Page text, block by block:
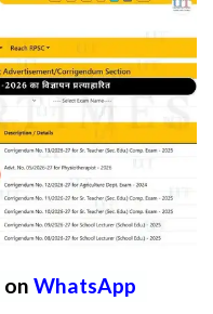
WhatsApp